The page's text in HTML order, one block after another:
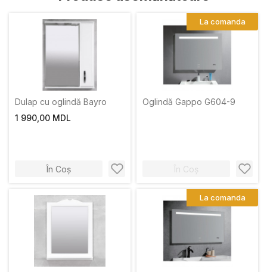
Dulap cu oglindă Bayro
1 990,00 MDL
În Coș
Oglindă Gappo G604-9
În Coș
La comanda
La comanda